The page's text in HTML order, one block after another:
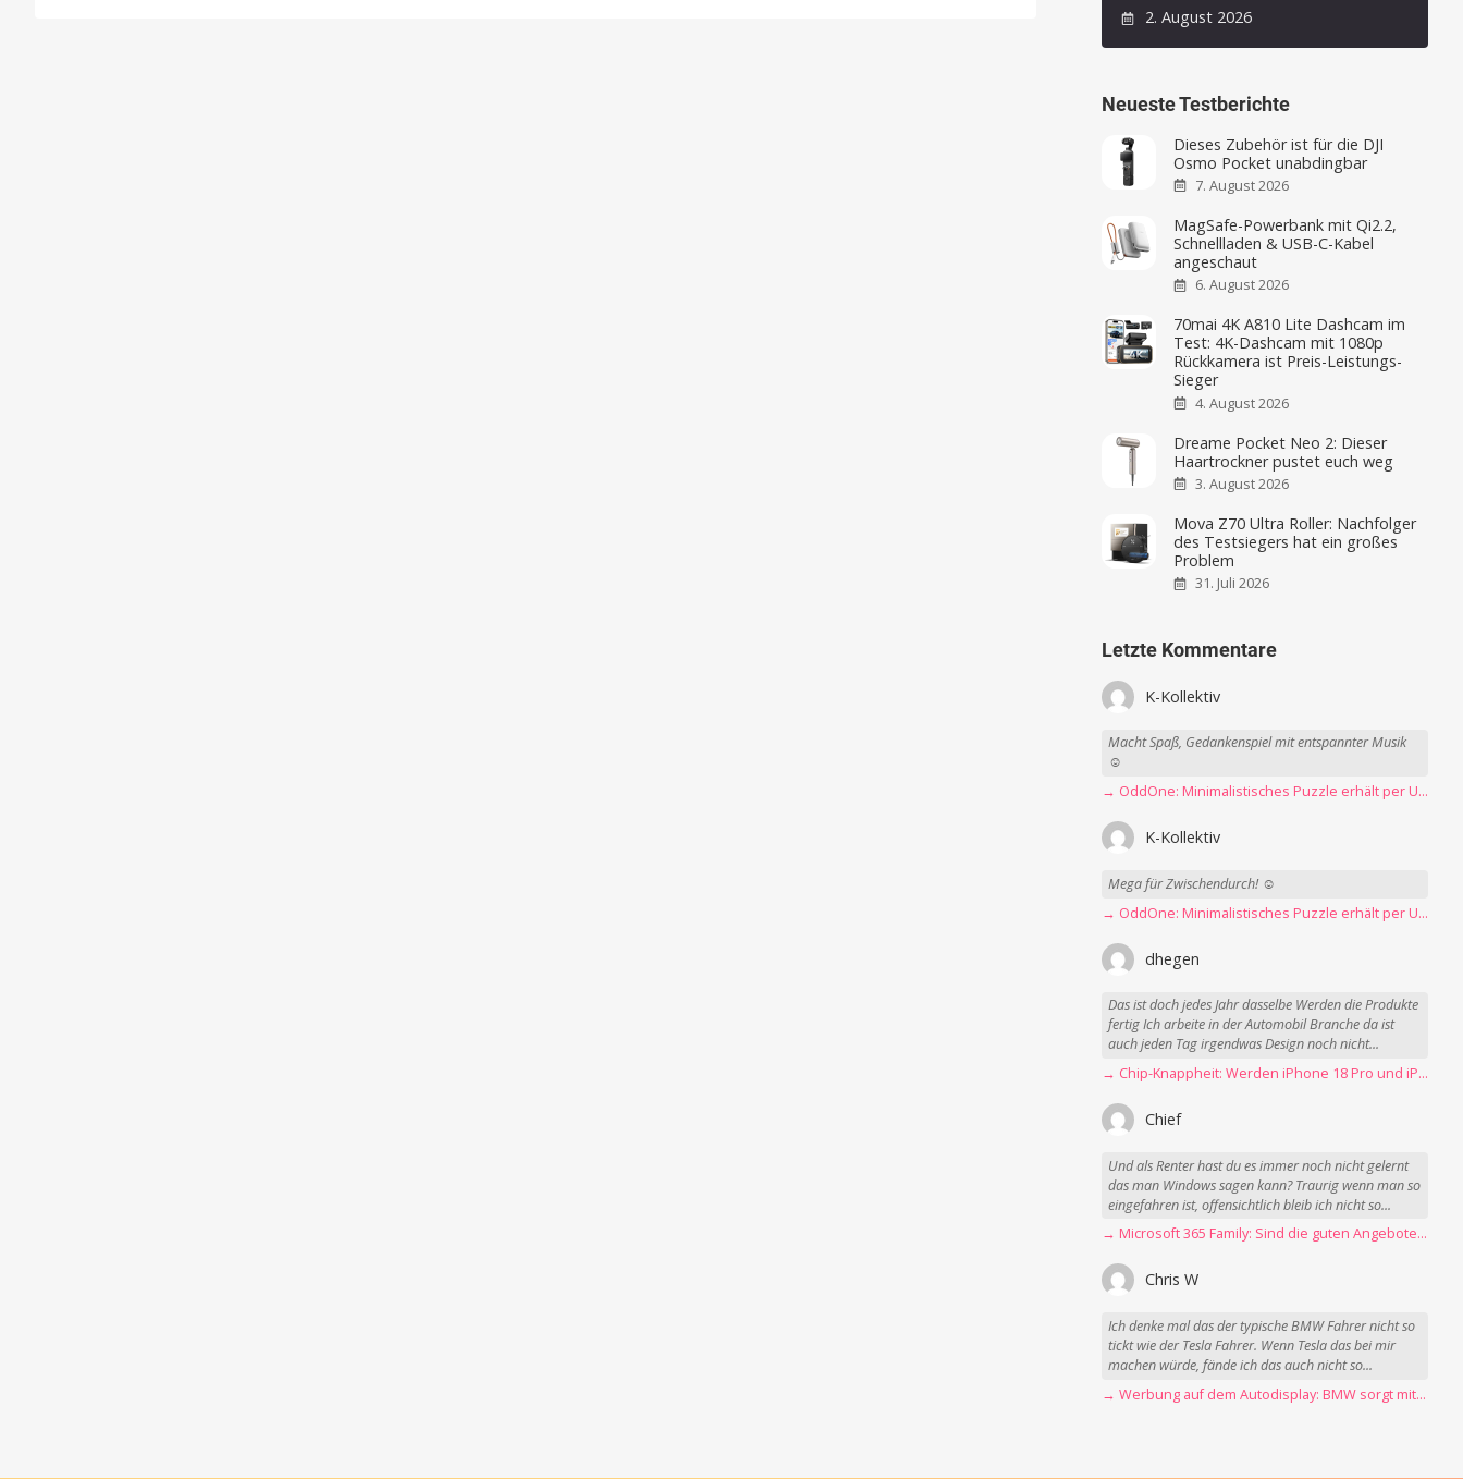
2. August 2026
Neueste Testberichte
Dieses Zubehör ist für die DJI
Osmo Pocket unabdingbar
7. August 2026
MagSafe-Powerbank mit Qi2.2,
Schnellladen & USB-C-Kabel
angeschaut
6. August 2026
70mai 4K A810 Lite Dashcam im
Test: 4K-Dashcam mit 1080p
Rückkamera ist Preis-Leistungs-
Sieger
4. August 2026
Dreame Pocket Neo 2: Dieser
Haartrockner pustet euch weg
3. August 2026
Mova Z70 Ultra Roller: Nachfolger
des Testsiegers hat ein großes
Problem
31. Juli 2026
Letzte Kommentare
K-Kollektiv
Macht Spaß, Gedankenspiel mit entspannter Musik
☺️
→ OddOne: Minimalistisches Puzzle erhält per Update 150 neue Level
K-Kollektiv
Mega für Zwischendurch! ☺️
→ OddOne: Minimalistisches Puzzle erhält per Update 150 neue Level
dhegen
Das ist doch jedes Jahr dasselbe Werden die Produkte
fertig Ich arbeite in der Automobil Branche da ist
auch jeden Tag irgendwas Design noch nicht...
→ Chip-Knappheit: Werden iPhone 18 Pro und iPhone Ultra rechtzeitig fertig?
Chief
Und als Renter hast du es immer noch nicht gelernt
das man Windows sagen kann? Traurig wenn man so
eingefahren ist, offensichtlich bleib ich nicht so...
→ Microsoft 365 Family: Sind die guten Angebote vorbei?
Chris W
Ich denke mal das der typische BMW Fahrer nicht so
tickt wie der Tesla Fahrer. Wenn Tesla das bei mir
machen würde, fände ich das auch nicht so...
→ Werbung auf dem Autodisplay: BMW sorgt mit Spider-Man-Werbung für scharfe Kritik